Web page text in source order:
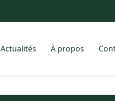
Actualités À propos